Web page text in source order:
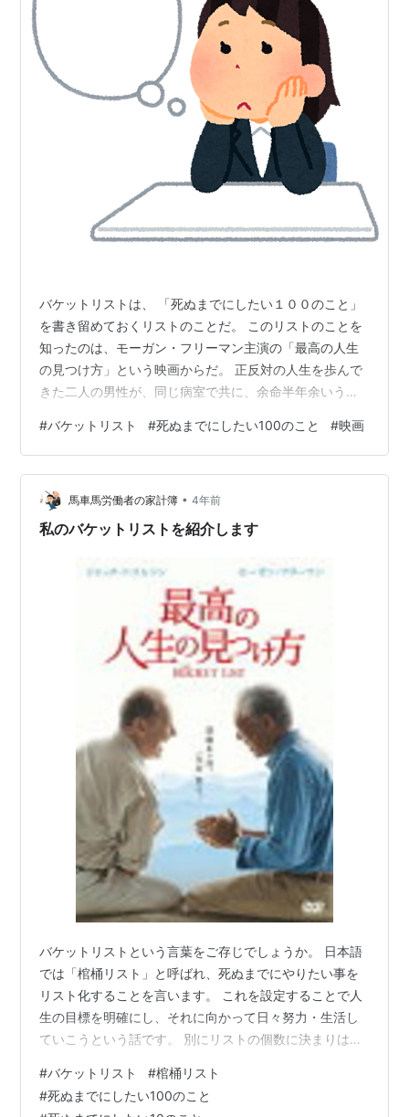
バケットリストは、 「死ぬまでにしたい１００のこと」
を書き留めておくリストのことだ。 このリストのことを
知ったのは、モーガン・フリーマン主演の「最高の人生
の見つけ方」という映画からだ。 正反対の人生を歩んで
きた二人の男性が、同じ病室で共に、余命半年余いう宣
を実行していくといったストーリーだ。 私の感銘を受け
た好きな映画の一つである。ちなみに今日は夕方から公
開されたばかりの「ビースト」を観に行っていた。 最近
の映画では「トップガン」がやはり断トツに感動した。
今まで気にしていなかったが、結婚をきっかけにバケッ
#バケットリスト #死ぬまでにしたい100のこと #映画
馬車馬労働者の家計簿 • 4年前
私のバケットリストを紹介します
バケットリストという言葉をご存じでしょうか。 日本語
では「棺桶リスト」と呼ばれ、死ぬまでにやりたい事を
リスト化することを言います。 これを設定することで人
生の目標を明確にし、それに向かって日々努力・生活し
ていこうという話です。 別にリストの個数に決まりはな
です。 バケットリストを題材にした映画もあり、ここら
辺が有名です。 最高の人生の見つけ方 [ ジャック・ニコ
#バケットリスト #棺桶リスト
#死ぬまでにしたい100のこと